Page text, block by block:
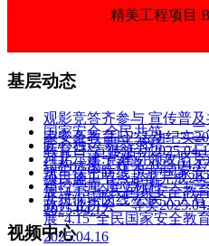
精美工程项目
基层动态
观影竞答齐参与 宣传普
家安全教育日”活动纪实
国家安全 全民共筑——三
教育日”宣传活动
匠心独运 精益求精——三
结构优质工程奖2025.04.17
河北二建:党建引领攻坚
项目施工节点超前完成
筑牢保密防线 共护国家
展“4.15”全民国家安全教
2025.04.17
精控毫厘 质立标杆——三
政行业协会一等奖
共筑保密防线 公民人人
展“4.15”全民国家安全教
2025.04.16
视频中心